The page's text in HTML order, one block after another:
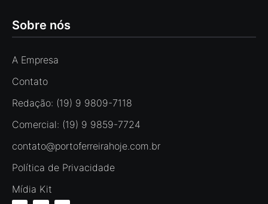
Sobre nós
A Empresa
Contato
Redação: (19) 9 9809-7118
Comercial: (19) 9 9859-7724
contato@portoferreirahoje.com.br
Política de Privacidade
Mídia Kit